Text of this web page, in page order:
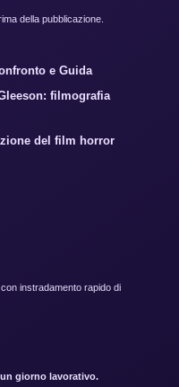
della pubblicazione.
e Guida
filmografia
del film horror
instradamento rapido di
giorno lavorativo.